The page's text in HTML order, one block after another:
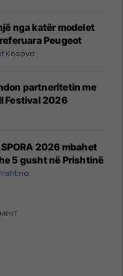
nga katër modelet
Peugeot
Kosova
partneritetin me
Festival 2026
2026 mbahet
5 gusht në Prishtinë